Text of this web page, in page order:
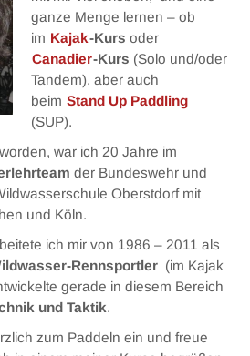
mit mir viel erleben, und eine
ganze Menge lernen – ob
im Kajak -Kurs oder
Canadier -Kurs (Solo und/oder
Tandem), aber auch
beim Stand Up Paddling
(SUP).
war ich 20 Jahre im
der Bundeswehr und
Oberstdorf mit
und Köln.
ich mir von 1986 – 2011 als
Rennsportler
(im Kajak
gerade in diesem Bereich
und Taktik.
zum Paddeln ein und freue